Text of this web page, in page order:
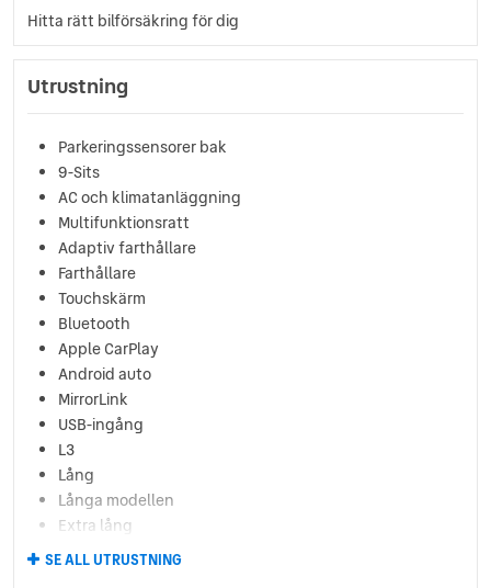
Hitta rätt bilförsäkring för dig
Utrustning
Parkeringssensorer bak
9-Sits
AC och klimatanläggning
Multifunktionsratt
Adaptiv farthållare
Farthållare
Touchskärm
Bluetooth
Apple CarPlay
Android auto
MirrorLink
USB-ingång
L3
Lång
Långa modellen
Extra lång
Spacetourer
SE ALL UTRUSTNING